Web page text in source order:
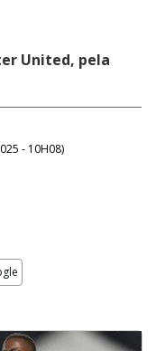
United, pela
- 10H08)